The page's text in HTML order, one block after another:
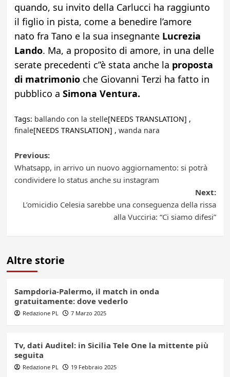
quando, su invito della Carlucci ha raggiunto
il figlio in pista, come a benedire l’amore
nato fra Tano e la sua insegnanteLucrezia
Lando. Ma, a proposito di amore, in una delle
serate precedenti c”è stata anche la proposta
di matrimonioche Giovanni Terzi ha fatto in
pubblico a Simona Ventura.
Tags: ballando con la stelle[NEEDS TRANSLATION] ,
finale[NEEDS TRANSLATION] , wanda nara
Post
navigation
Previous:
Whatsapp, in arrivo un nuovo aggiornamento: si potrà
condividere lo status anche su instagram
Next:
L’omicidio Celesia sarebbe una conseguenza della rissa
alla Vucciria: “Ci siamo difesi”
Altre storie
Sampdoria-Palermo, il match in onda
gratuitamente: dove vederlo
Redazione PL 7 Marzo 2025
Tv, dati Auditel: in Sicilia Tele One la mittente più
seguita
Redazione PL 19 Febbraio 2025